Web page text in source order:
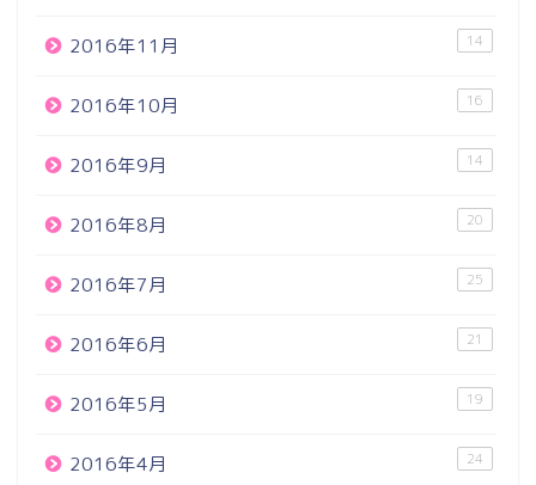
2016年11月 14
2016年10月 16
2016年9月 14
2016年8月 20
2016年7月 25
2016年6月 21
2016年5月 19
2016年4月 24